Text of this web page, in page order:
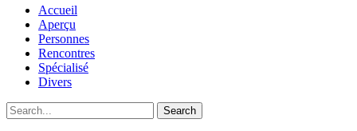
Accueil
Aperçu
Personnes
Rencontres
Spécialisé
Divers